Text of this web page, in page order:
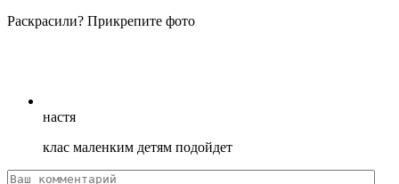
Раскрасили? Прикрепите фото
настя
клас маленким детям подойдет